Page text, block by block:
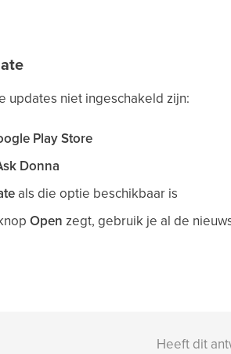
updates niet ingeschakeld zijn:
Play Store
Donna
als die optie beschikbaar is
Open zegt, gebruik je al de
Heeft dit